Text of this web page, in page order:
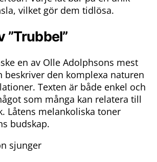
vilket gör dem tidlösa.
”Trubbel”
en av Olle Adolphsons mest
beskriver den komplexa naturen
Texten är både enkel och
som många kan relatera till
Låtens melankoliska toner
budskap.